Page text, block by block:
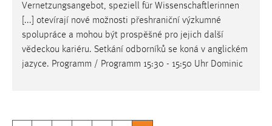
Vernetzungsangebot, speziell für Wissenschaftlerinnen
[...] otevírají nové možnosti přeshraniční výzkumné
spolupráce a mohou být prospěšné pro jejich další
vědeckou kariéru. Setkání odborníků se koná v anglickém
jazyce. Programm / Programm 15:30 - 15:50 Uhr Dominic